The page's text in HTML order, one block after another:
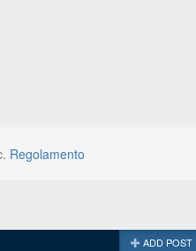
ADD POST
Regolamento